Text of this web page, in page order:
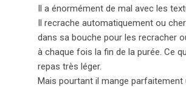
Il a énormément de mal avec les
Il recrache automatiquement ou
dans sa bouche pour les recracher
à chaque fois la fin de la purée. Ce
repas très léger.
Mais pourtant il mange parfaitement